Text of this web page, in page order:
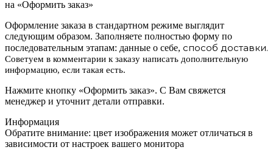
на «Оформить заказ»
Оформление заказа в стандартном режиме выглядит
следующим образом. Заполняете полностью форму по
последовательным этапам: данные о себе, способ доставки.
Советуем в комментарии к заказу написать дополнительную
информацию, если такая есть.
Нажмите кнопку «Оформить заказ». С Вам свяжется
менеджер и уточнит детали отправки.
Информация
Обратите внимание: цвет изображения может отличаться в
зависимости от настроек вашего монитора